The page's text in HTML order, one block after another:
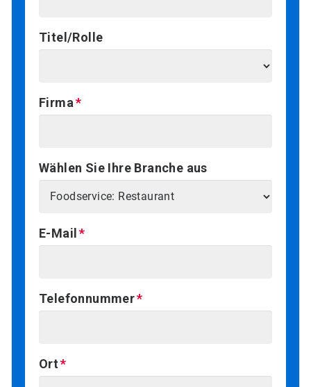
Titel/Rolle
Firma
Wählen Sie Ihre Branche aus
E-Mail
Telefonnummer
Ort